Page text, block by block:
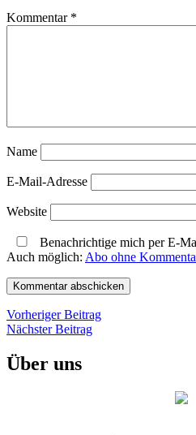
Kommentar *
Name
E-Mail-Adresse
Website
Benachrichtige mich per E-
Auch möglich: Abo ohne
Beitragsnavigation
Vorheriger BeitragVorheriger
Nächster BeitragNächster
Über uns